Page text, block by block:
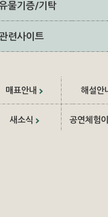
물기증/기탁
련사이트
매표안내 해설안
새소식 공연체험